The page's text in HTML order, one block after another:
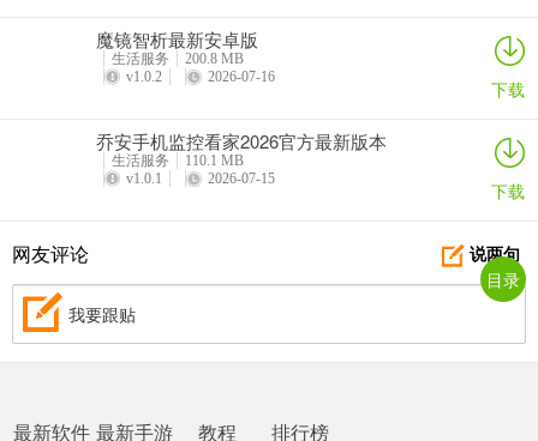
魔镜智析最新安卓版
生活服务
200.8 MB
v1.0.2
2026-07-16 下载
乔安手机监控看家2026官方最新版本
生活服务
110.1 MB
v1.0.1
2026-07-15 下载
说两句
网友评论
我要跟贴
最新软件 最新手游 教程 排行榜
目录